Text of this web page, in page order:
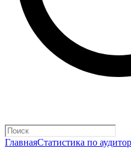
ГлавнаяСтатистика по